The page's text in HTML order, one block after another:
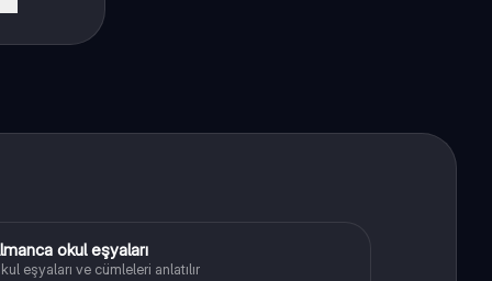
Almancaokul eşyaları
eşyaları ve cümleleri anlatılır